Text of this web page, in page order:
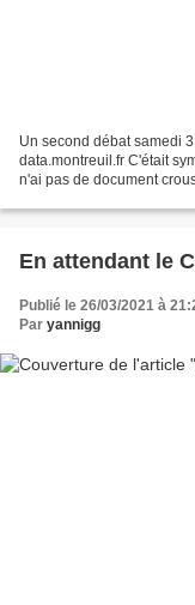
Un second débat samedi
data.montreuil.fr C'était
n'ai pas de document
En attendant le
Publié le 26/03/2021 à
Par yannigg